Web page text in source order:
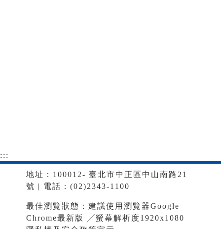
:::
地址：100012- 臺北市中正區中山南路21
號 | 電話：(02)2343-1100
最佳瀏覽狀態：建議使用瀏覽器Google
Chrome最新版 ╱螢幕解析度1920x1080